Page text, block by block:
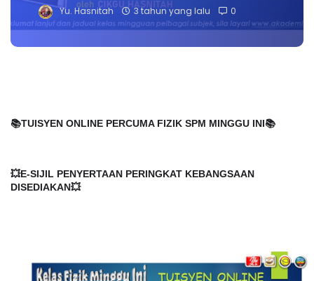
Yu. Hasnitah 3 tahun yang lalu 0
📚TUISYEN ONLINE PERCUMA FIZIK SPM MINGGU INI📚
💥E-SIJIL PENYERTAAN PERINGKAT KEBANGSAAN
DISEDIAKAN💥